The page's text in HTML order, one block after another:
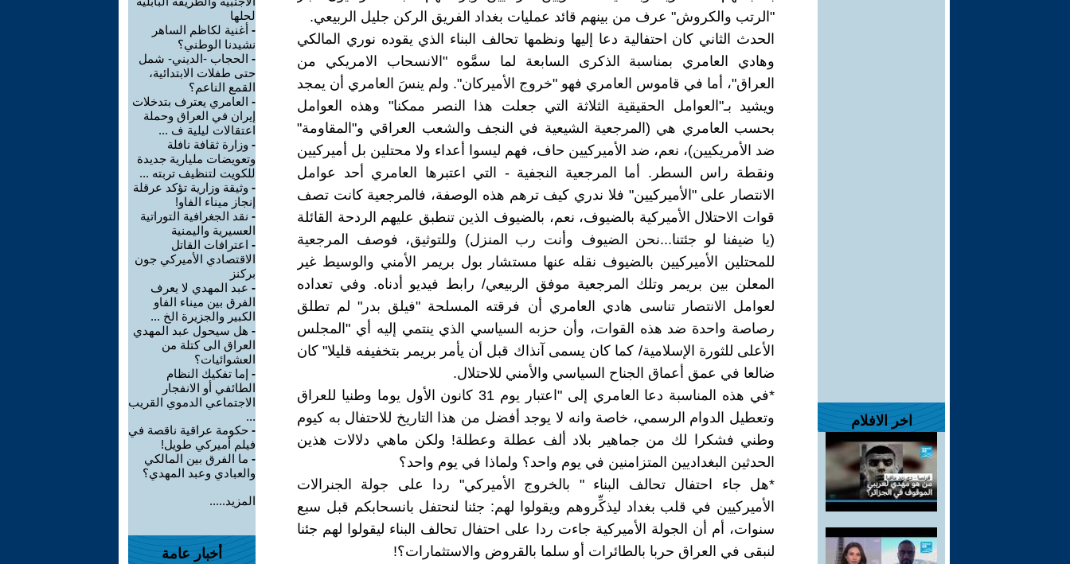
اخر الافلام
"الرتب والكروش" عرف من بينهم قائد عمليات بغداد الفريق الركن جليل الربيعي.
الحدث الثاني كان احتفالية دعا إليها ونظمها تحالف البناء الذي يقوده نوري المالكي
وهادي العامري بمناسبة الذكرى السابعة لما سمَّوه "الانسحاب الامريكي من
العراق"، أما في قاموس العامري فهو "خروج الأميركان". ولم ينسَ العامري أن يمجد
ويشيد بـ"العوامل الحقيقية الثلاثة التي جعلت هذا النصر ممكنا" وهذه العوامل
بحسب العامري هي (المرجعية الشيعية في النجف والشعب العراقي و"المقاومة"
ضد الأمريكيين)، نعم، ضد الأميركيين حاف، فهم ليسوا أعداء ولا محتلين بل أميركيين
ونقطة راس السطر. أما المرجعية النجفية - التي اعتبرها العامري أحد عوامل
الانتصار على "الأميركيين" فلا ندري كيف ترهم هذه الوصفة، فالمرجعية كانت تصف
قوات الاحتلال الأميركية بالضيوف، نعم، بالضيوف الذين تنطبق عليهم الردحة القائلة
(يا ضيفنا لو جئتنا...نحن الضيوف وأنت رب المنزل) وللتوثيق، فوصف المرجعية
للمحتلين الأميركيين بالضيوف نقله عنها مستشار بول بريمر الأمني والوسيط غير
المعلن بين بريمر وتلك المرجعية موفق الربيعي/ رابط فيديو أدناه. وفي تعداده
لعوامل الانتصار تناسى هادي العامري أن فرقته المسلحة "فيلق بدر" لم تطلق
رصاصة واحدة ضد هذه القوات، وأن حزبه السياسي الذي ينتمي إليه أي "المجلس
الأعلى للثورة الإسلامية/ كما كان يسمى آنذاك قبل أن يأمر بريمر بتخفيفه قليلا" كان
ضالعا في عمق أعماق الجناح السياسي والأمني للاحتلال.
*في هذه المناسبة دعا العامري إلى "اعتبار يوم 31 كانون الأول يوما وطنيا للعراق
وتعطيل الدوام الرسمي، خاصة وانه لا يوجد أفضل من هذا التاريخ للاحتفال به كيوم
وطني فشكرا لك من جماهير بلاد ألف عطلة وعطلة! ولكن ماهي دلالات هذين
الحدثين البغداديين المتزامنين في يوم واحد؟ ولماذا في يوم واحد؟
*هل جاء احتفال تحالف البناء " بالخروج الأميركي" ردا على جولة الجنرالات
الأميركيين في قلب بغداد ليذكِّروهم ويقولوا لهم: جئنا لنحتفل بانسحابكم قبل سبع
سنوات، أم أن الجولة الأميركية جاءت ردا على احتفال تحالف البناء ليقولوا لهم جئنا
لنبقى في العراق حربا بالطائرات أو سلما بالقروض والاستثمارات؟!
لحلها
- أغنية لكاظم الساهر
نشيدنا الوطني؟
- الحجاب -الديني- شمل
حتى طفلات الابتدائية،
القمع الناعم؟
- العامري يعترف بتدخلات
إيران في العراق وحملة
اعتقالات ليلية ف ...
- وزارة ثقافة نافلة
وتعويضات مليارية جديدة
للكويت لتنظيف تربته ...
- وثيقة وزارية تؤكد عرقلة
إنجاز ميناء الفاو!
- نقد الجغرافية التوراتية
العسيرية واليمنية
- اعترافات القاتل
الاقتصادي الأميركي جون
بركنز
- عبد المهدي لا يعرف
الفرق بين ميناء الفاو
الكبير والجزيرة الخ ...
- هل سيحول عبد المهدي
العراق الى كتلة من
العشوائيات؟
- إما تفكيك النظام
الطائفي أو الانفجار
الاجتماعي الدموي القريب
...
- حكومة عراقية ناقصة في
فيلم أميركي طويل!
- ما الفرق بين المالكي
والعبادي وعبد المهدي؟
المزيد.....
أخبار عامة